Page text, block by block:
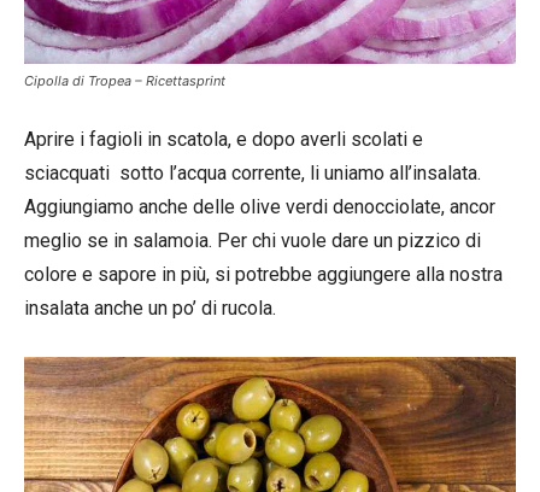
Cipolla di Tropea – Ricettasprint
Aprire i fagioli in scatola, e dopo averli scolati e
sciacquati sotto l’acqua corrente, li uniamo all’insalata.
Aggiungiamo anche delle olive verdi denocciolate, ancor
meglio se in salamoia. Per chi vuole dare un pizzico di
colore e sapore in più, si potrebbe aggiungere alla nostra
insalata anche un po’ di rucola.